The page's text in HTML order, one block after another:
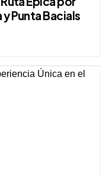
Punta Bacials